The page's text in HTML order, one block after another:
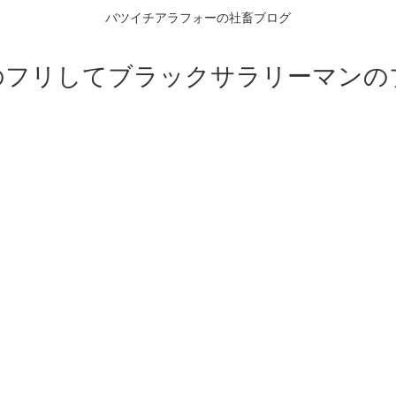
バツイチアラフォーの社畜ブログ
フリしてブラックサラリーマンの